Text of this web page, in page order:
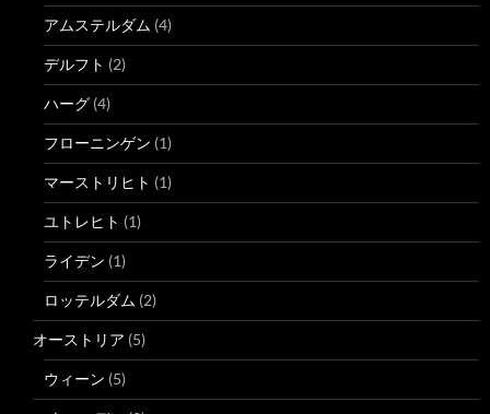
アムステルダム (4)
デルフト (2)
ハーグ (4)
フローニンゲン (1)
マーストリヒト (1)
ユトレヒト (1)
ライデン (1)
ロッテルダム (2)
オーストリア (5)
ウィーン (5)